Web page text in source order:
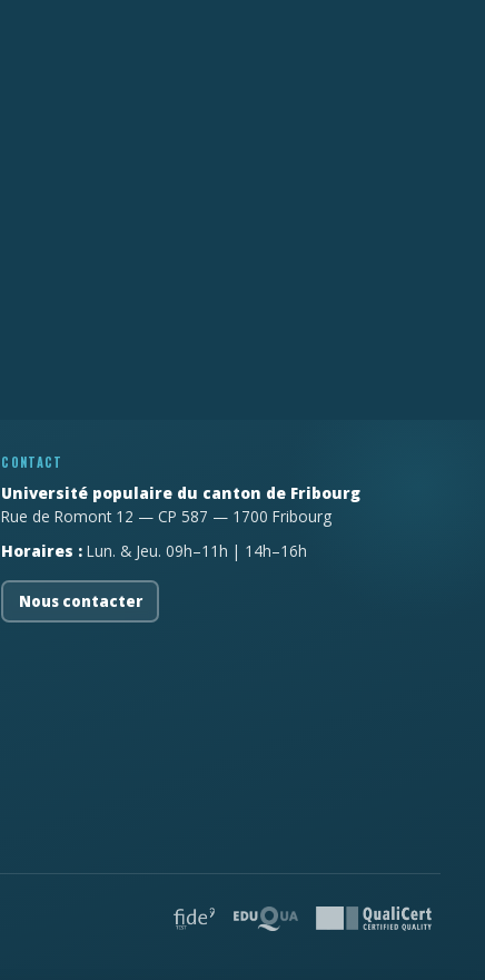
CONTACT
Université populaire du canton de Fribourg
Rue de Romont 12 — CP 587 — 1700 Fribourg
Horaires : Lun. & Jeu. 09h–11h | 14h–16h
Nous contacter